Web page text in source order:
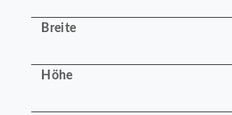
Breite
Höhe